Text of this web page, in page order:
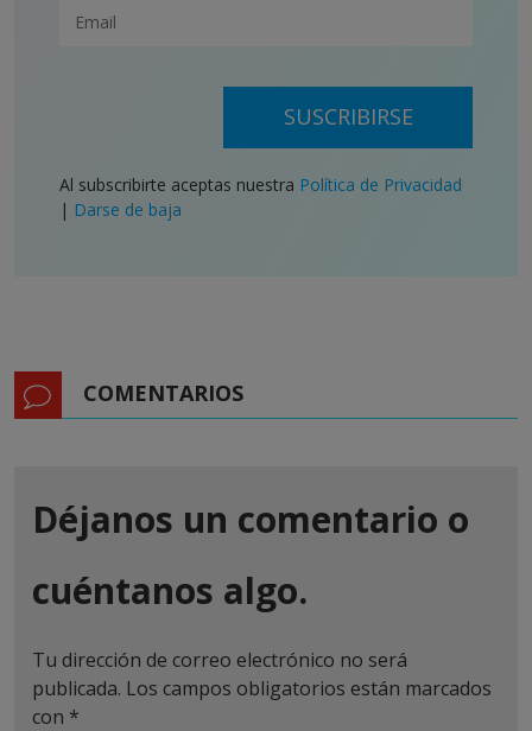
SUSCRIBIRSE
Al subscribirte aceptas nuestra Política de Privacidad
| Darse de baja
COMENTARIOS
Déjanos un comentario o
cuéntanos algo.
Tu dirección de correo electrónico no será
publicada. Los campos obligatorios están marcados
con *